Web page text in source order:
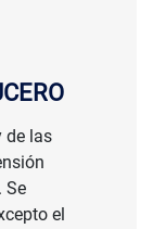
de las
Se
el